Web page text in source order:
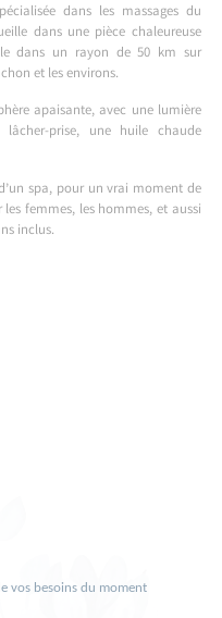
dans les massages du
dans une pièce chaleureuse
dans un rayon de 50 km sur
et les environs.
apaisante, avec une lumière
prise, une huile chaude
spa, pour un vrai moment de
femmes, les hommes, et aussi
inclus.
vos besoins du moment